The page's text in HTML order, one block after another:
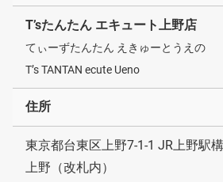
T’sたんたん エキュート上野店
てぃーずたんたん えきゅーとうえの
T’s TANTAN ecute Ueno
住所
東京都台東区上野7-1-1 JR上野駅
上野（改札内）